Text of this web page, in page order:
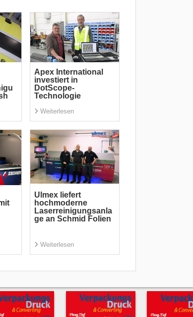
Apex International
investiert in
DotScope-
Technologie
Weiterlesen
Ulmex liefert
hochmoderne
Laserreinigungsanla
ge an Schmid Folien
Weiterlesen